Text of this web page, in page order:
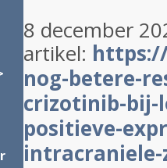
8 december
artikel:
nog-betere-
crizotinib-bij-
positieve-